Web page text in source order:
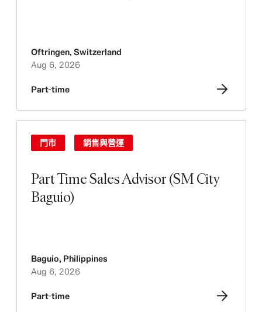
Oftringen, Switzerland
Aug 6, 2026
Part-time
Part Time Sales Advisor (SM City
Baguio)
門市 銷售與營運
Baguio, Philippines
Aug 6, 2026
Part-time